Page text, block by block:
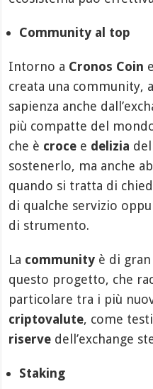
Community al top
Intorno a Cronos Coin
creata una community,
sapienza anche
più compatte del
che è croce e delizia
sostenerlo, ma anche
quando si tratta di
di qualche servizio
di strumento.
La community è di
questo progetto, che
particolare tra i più
criptovalute, come
riserve dell’exchange
Staking